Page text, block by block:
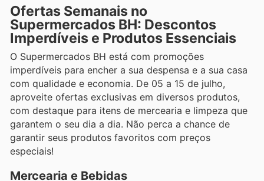
Ofertas Semanais no
Supermercados BH: Descontos
Imperdíveis e Produtos Essenciais
O Supermercados BH está com promoções
imperdíveis para encher a sua despensa e a sua casa
com qualidade e economia. De 05 a 15 de julho,
aproveite ofertas exclusivas em diversos produtos,
com destaque para itens de mercearia e limpeza que
garantem o seu dia a dia. Não perca a chance de
garantir seus produtos favoritos com preços
especiais!
Mercearia e Bebidas